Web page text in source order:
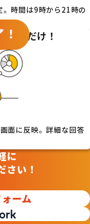
。時間は9時から21時の
待つだけ！
面に反映。詳細な回答
に
さい！
ーム